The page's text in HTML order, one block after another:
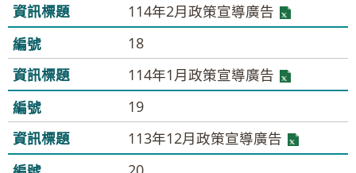
114年2月政策宣導廣告
18
114年1月政策宣導廣告
19
113年12月政策宣導廣告